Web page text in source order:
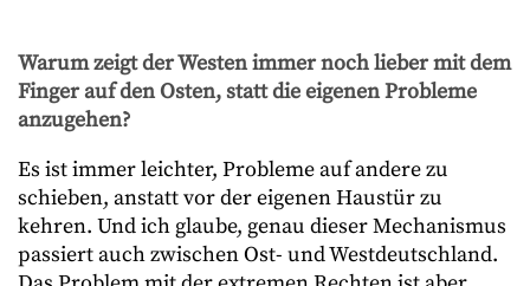
Warum zeigt der Westen immer noch lieber mit dem
Finger auf den Osten, statt die eigenen Probleme
anzugehen?
Es ist immer leichter, Probleme auf andere zu
schieben, anstatt vor der eigenen Haustür zu
kehren. Und ich glaube, genau dieser Mechanismus
passiert auch zwischen Ost- und Westdeutschland.